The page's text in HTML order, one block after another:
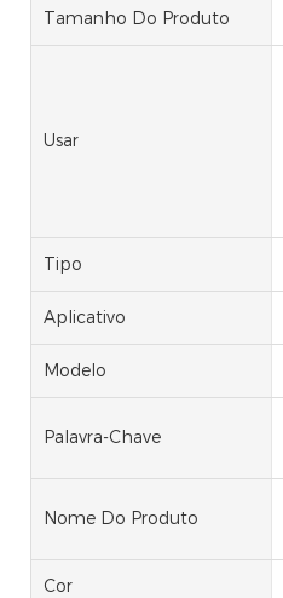
Tamanho Do Produto
Usar
Tipo
Aplicativo
Modelo
Palavra-Chave
Nome Do Produto
Cor